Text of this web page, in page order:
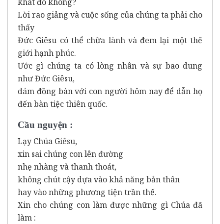
Lời rao giảng và cuộc sống của chúng ta phải cho
thấy
Đức Giêsu có thể chữa lành và đem lại một thế
giới hạnh phúc.
Ước gì chúng ta có lòng nhân và sự bao dung
như Đức Giêsu,
dám đồng bàn với con người hôm nay để dẫn họ
đến bàn tiệc thiên quốc.
Cầu nguyện :
Lạy Chúa Giêsu,
xin sai chúng con lên đường
nhẹ nhàng và thanh thoát,
không chút cậy dựa vào khả năng bản thân
hay vào những phương tiện trần thế.
Xin cho chúng con làm được những gì Chúa đã
làm :